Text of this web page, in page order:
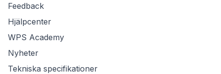
Feedback
Hjälpcenter
WPS Academy
Nyheter
Tekniska specifikationer